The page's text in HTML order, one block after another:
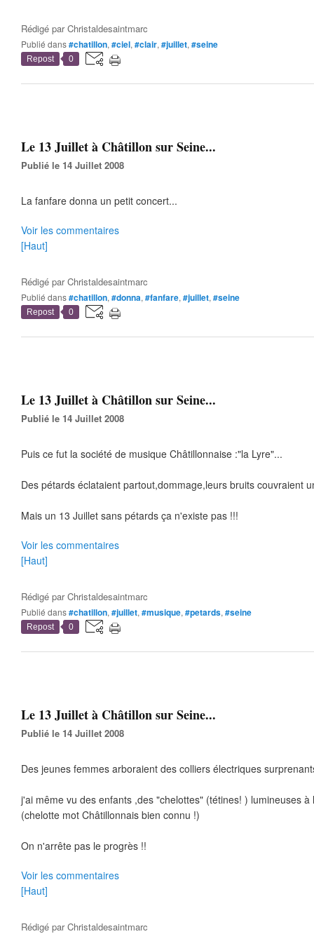
Rédigé parChristaldesaintmarc
Publié dans#chatillon, #ciel, #clair, #juillet, #seine
Repost 0
Le 13 Juillet à Châtillon sur Seine...
Publié le 14 Juillet 2008
La fanfare donna un petit concert...
Voir les commentaires
[Haut]
Rédigé parChristaldesaintmarc
Publié dans#chatillon, #donna, #fanfare, #juillet, #seine
Repost 0
Le 13 Juillet à Châtillon sur Seine...
Publié le 14 Juillet 2008
Puis ce fut la société de musique Châtillonnaise :"la Lyre"...
Des pétards éclataient partout,dommage,leurs bruits couvraient
Mais un 13 Juillet sans pétards ça n'existe pas !!!
Voir les commentaires
[Haut]
Rédigé parChristaldesaintmarc
Publié dans#chatillon, #juillet, #musique, #petards, #seine
Repost 0
Le 13 Juillet à Châtillon sur Seine...
Publié le 14 Juillet 2008
Des jeunes femmes arboraient des colliers électriques
j'ai même vu des enfants ,des "chelottes" (tétines! ) lumineuses à
(chelotte mot Châtillonnais bien connu !)
On n'arrête pas le progrès !!
Voir les commentaires
[Haut]
Rédigé parChristaldesaintmarc